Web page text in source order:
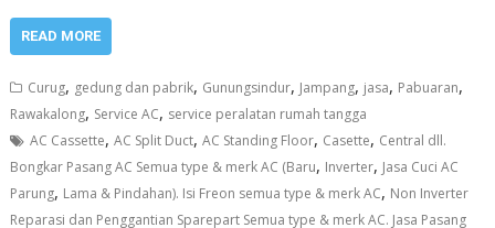
READ MORE
Curug, gedung dan pabrik, Gunungsindur, Jampang, jasa, Pabuaran,
Rawakalong, Service AC, service peralatan rumah tangga
AC Cassette,AC Split Duct,AC Standing Floor, Casette, Central dll.
Bongkar Pasang AC Semua type & merk AC (Baru, Inverter, Jasa Cuci AC
Parung, Lama & Pindahan). Isi Freon semua type & merk AC, Non Inverter
Reparasi dan Penggantian Sparepart Semua type & merk AC. Jasa Pasang